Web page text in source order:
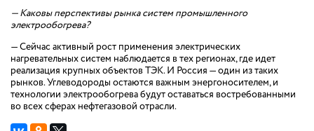
— Каковы перспективы рынка систем промышленного
электрообогрева?
— Сейчас активный рост применения электрических
нагревательных систем наблюдается в тех регионах, где идет
реализация крупных объектов ТЭК. И Россия — один из таких
рынков. Углеводороды остаются важным энергоносителем, и
технологии электрообогрева будут оставаться востребованными
во всех сферах нефтегазовой отрасли.